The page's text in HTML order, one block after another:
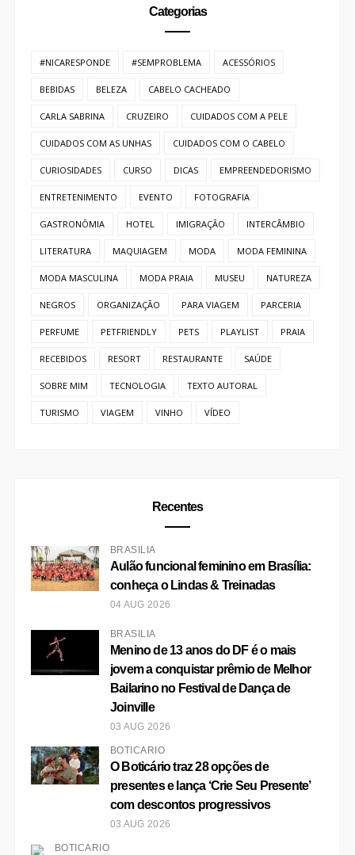
Categorias
#NICARESPONDE #SEMPROBLEMA ACESSÓRIOS
BEBIDAS BELEZA CABELO CACHEADO
CARLA SABRINA CRUZEIRO CUIDADOS COM A PELE
CUIDADOS COM AS UNHAS CUIDADOS COM O CABELO
CURIOSIDADES CURSO DICAS EMPREENDEDORISMO
ENTRETENIMENTO EVENTO FOTOGRAFIA
GASTRONÔMIA HOTEL IMIGRAÇÃO INTERCÂMBIO
LITERATURA MAQUIAGEM MODA MODA FEMININA
MODA MASCULINA MODA PRAIA MUSEU NATUREZA
NEGROS ORGANIZAÇÃO PARA VIAGEM PARCERIA
PERFUME PETFRIENDLY PETS PLAYLIST PRAIA
RECEBIDOS RESORT RESTAURANTE SAÚDE
SOBRE MIM TECNOLOGIA TEXTO AUTORAL
TURISMO VIAGEM VINHO VÍDEO
Recentes
BRASÍLIA
Aulão funcional feminino em Brasília:
conheça o Lindas & Treinadas
04 AUG 2026
BRASÍLIA
Menino de 13 anos do DF é o mais
jovem a conquistar prêmio de Melhor
Bailarino no Festival de Dança de
Joinville
03 AUG 2026
BOTICÁRIO
O Boticário traz 28 opções de
presentes e lança ‘Crie Seu Presente’
com descontos progressivos
03 AUG 2026
BOTICÁRIO